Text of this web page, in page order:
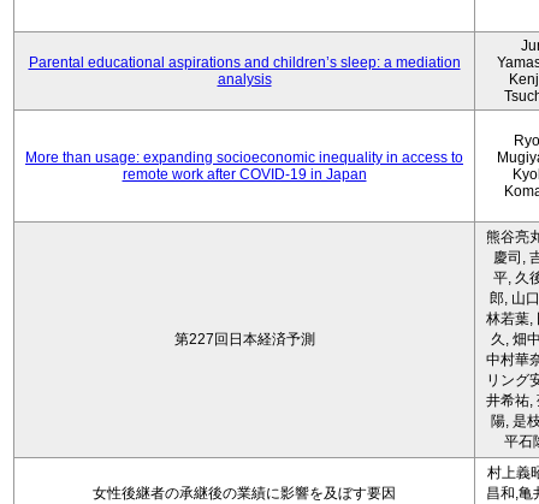
Parental educational aspirations and children’s sleep: a mediation
analysis
More than usage: expanding socioeconomic inequality in access to
remote work after COVID-19 in Japan
第227回日本経済予測
熊谷亮
慶司,
平, 久
郎, 山
林若葉,
久, 畑
中村華
リング
井希祐,
陽, 是
平石
女性後継者の承継後の業績に影響を及ぼす要因
村上義
昌和,亀